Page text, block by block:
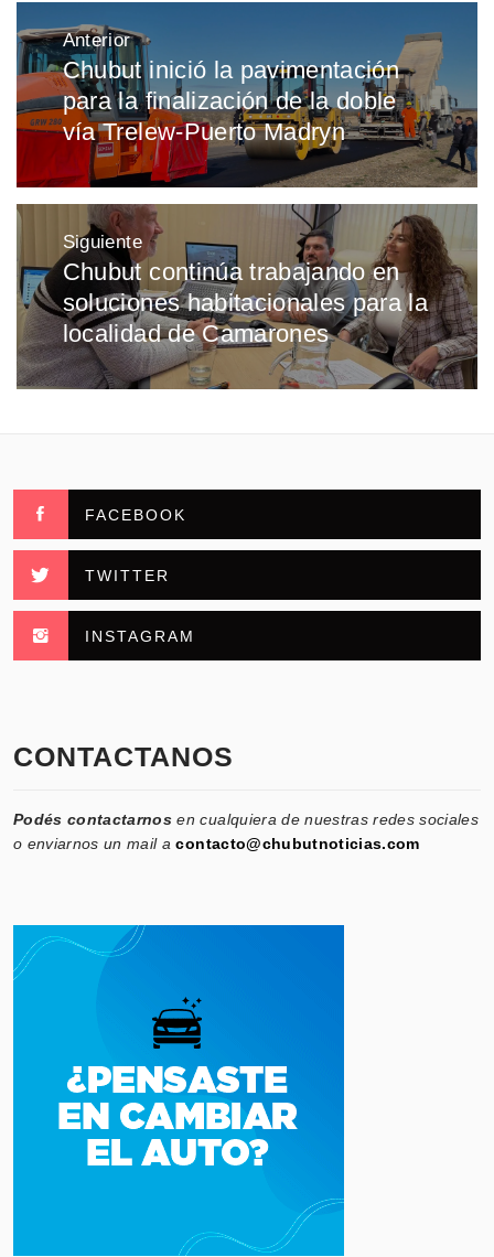
Navegación
de
entradas
Anterior
Entrada
anterior:
Chubut inició la pavimentación
para la finalización de la doble
vía Trelew-Puerto Madryn
Siguiente
Entrada
siguiente:
Chubut continúa trabajando en
soluciones habitacionales para la
localidad de Camarones
FACEBOOK
TWITTER
INSTAGRAM
CONTACTANOS
Podés contactarnos en cualquiera de nuestras redes sociales
o enviarnos un mail acontacto@chubutnoticias.com